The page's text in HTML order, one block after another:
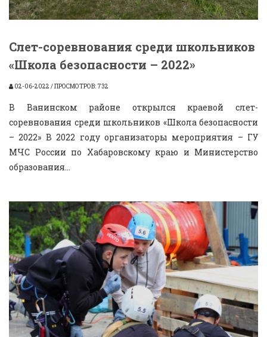
Слет-соревнования среди школьников
«Школа безопасности – 2022»
02-06-2022 / ПРОСМОТРОВ: 732
В Ванинском районе открылся краевой слет-
соревнования среди школьников «Школа безопасности
– 2022» В 2022 году организаторы мероприятия – ГУ
МЧС России по Хабаровскому краю и Министерство
образования...